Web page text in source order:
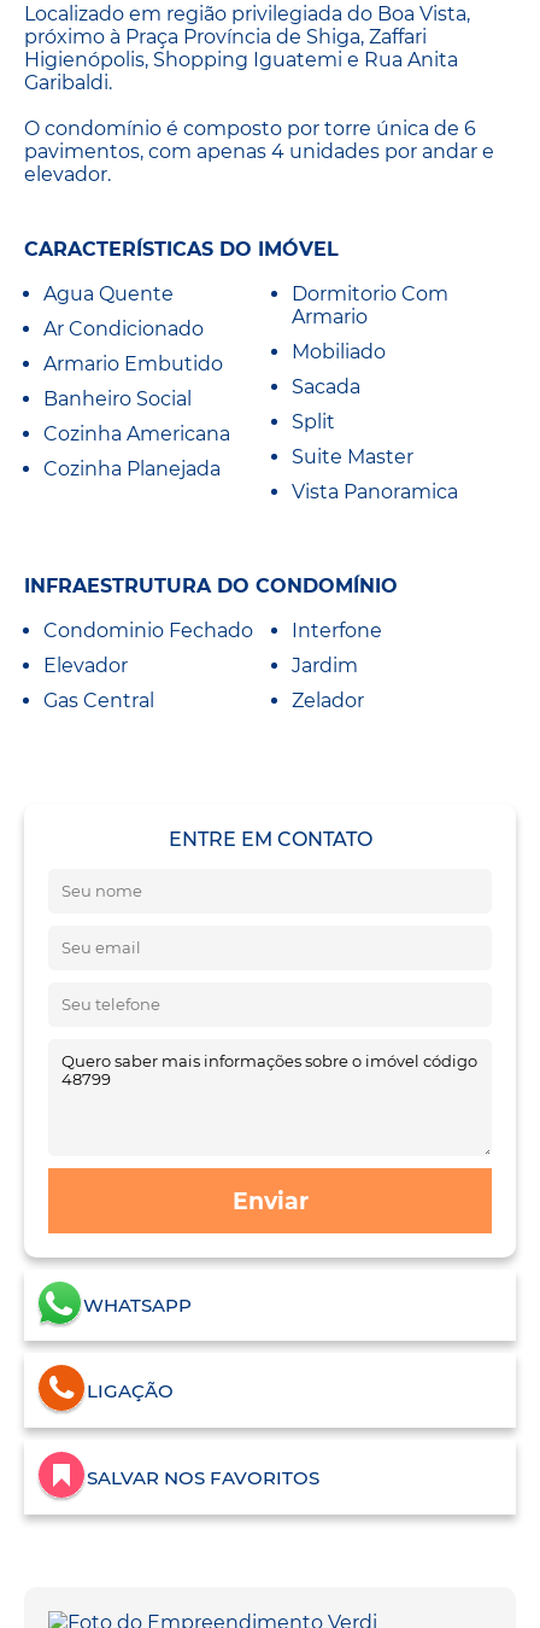
Localizado em região privilegiada do Boa Vista,
próximo à Praça Província de Shiga, Zaffari
Higienópolis, Shopping Iguatemi e Rua Anita
Garibaldi.
O condomínio é composto por torre única de 6
pavimentos, com apenas 4 unidades por andar e
elevador.
CARACTERÍSTICAS DO IMÓVEL
Agua Quente
Ar Condicionado
Armario Embutido
Banheiro Social
Cozinha Americana
Cozinha Planejada
Dormitorio Com
Armario
Mobiliado
Sacada
Split
Suite Master
Vista Panoramica
INFRAESTRUTURA DO CONDOMÍNIO
Condominio Fechado
Elevador
Gas Central
Interfone
Jardim
Zelador
ENTRE EM CONTATO
Enviar
WHATSAPP
LIGAÇÃO
SALVAR NOS FAVORITOS